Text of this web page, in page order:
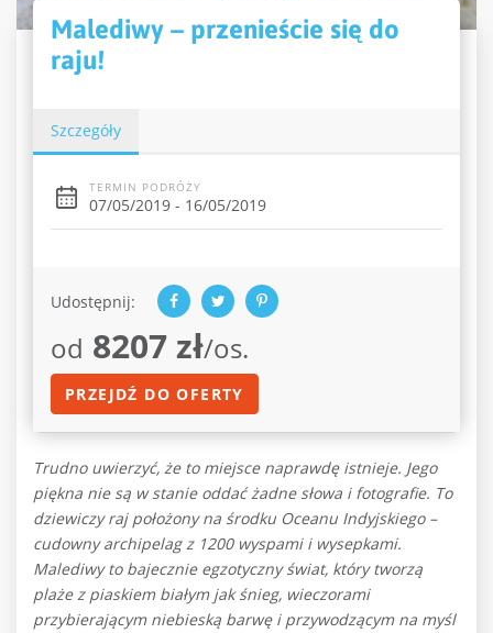
Malediwy – przenieście się do
raju!
Szczegóły
TERMIN PODRÓŻY
07/05/2019 - 16/05/2019
Udostępnij:
od 8207 zł/os.
PRZEJDŹ DO OFERTY
Trudno uwierzyć, że to miejsce naprawdę istnieje. Jego
piękna nie są w stanie oddać żadne słowa i fotografie. To
dziewiczy raj położony na środku Oceanu Indyjskiego –
cudowny archipelag z 1200 wyspami i wysepkami.
Malediwy to bajecznie egzotyczny świat, który tworzą
plaże z piaskiem białym jak śnieg, wieczorami
przybierającym niebieską barwę i przywodzącym na myśl